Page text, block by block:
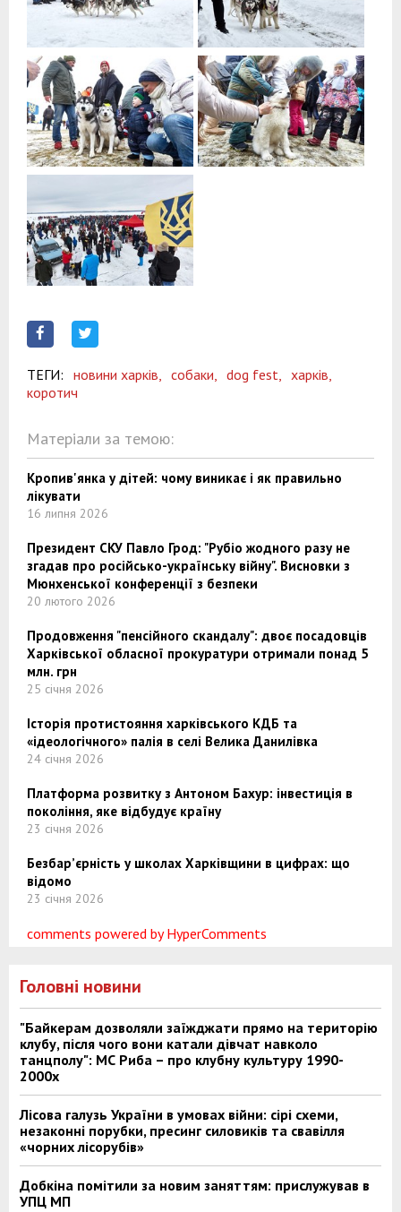
ТЕГИ: новини харків, собаки, dog fest, харків,
коротич
Матеріали за темою:
Кропив'янка у дітей: чому виникає і як правильно
лікувати
16 липня 2026
Президент СКУ Павло Грод: "Рубіо жодного разу не
згадав про російсько-українську війну". Висновки з
Мюнхенської конференції з безпеки
20 лютого 2026
Продовження "пенсійного скандалу": двоє посадовців
Харківської обласної прокуратури отримали понад 5
млн. грн
25 січня 2026
Історія протистояння харківського КДБ та
«ідеологічного» палія в селі Велика Данилівка
24 січня 2026
Платформа розвитку з Антоном Бахур: інвестиція в
покоління, яке відбудує країну
23 січня 2026
Безбар’єрність у школах Харківщини в цифрах: що
відомо
23 січня 2026
comments powered by HyperComments
Головні новини
"Байкерам дозволяли заїжджати прямо на територію
клубу, після чого вони катали дівчат навколо
танцполу": МС Риба – про клубну культуру 1990-
2000х
Лісова галузь України в умовах війни: сірі схеми,
незаконні порубки, пресинг силовиків та свавілля
«чорних лісорубів»
Добкіна помітили за новим заняттям: прислужував в
УПЦ МП